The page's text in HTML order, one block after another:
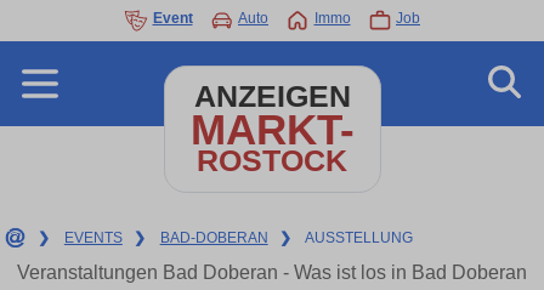
Event Auto Immo Job
ANZEIGEN
MARKT-
ROSTOCK
❯ EVENTS ❯ BAD-DOBERAN ❯ AUSSTELLUNG
Veranstaltungen Bad Doberan - Was ist los in Bad Doberan